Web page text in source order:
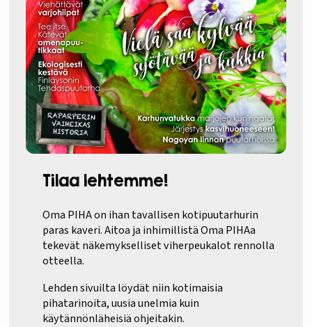
Tilaa lehtemme!
Oma PIHA on ihan tavallisen kotipuutarhurin
paras kaveri. Aitoa ja inhimillistä Oma PIHAa
tekevät näkemykselliset viherpeukalot rennolla
otteella.
Lehden sivuilta löydät niin kotimaisia
pihatarinoita, uusia unelmia kuin
käytännönläheisiä ohjeitakin.